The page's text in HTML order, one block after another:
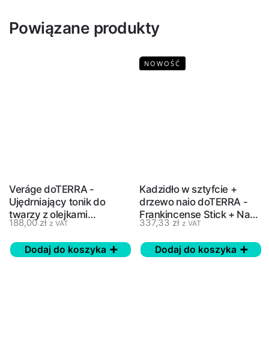
Powiązane produkty
Veráge doTERRA -
Ujędrniający tonik do
twarzy z olejkami
eterycznymi - 50 ml
188,00zł z VAT
Dodaj do koszyka
NOWOŚĆ
Kadzidło w sztyfcie +
drzewo naio doTERRA -
Frankincense Stick + Naio
Wood - 30g
337,33 zł z VAT
Dodaj do koszyka